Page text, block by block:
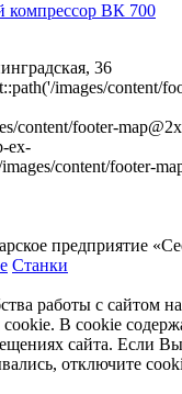
компрессор ВК 700
36
content/footer-
ex-
content/footer-
предприятие
Станки
работы с сайтом
В cookie
сайта. Если Вы
отключите